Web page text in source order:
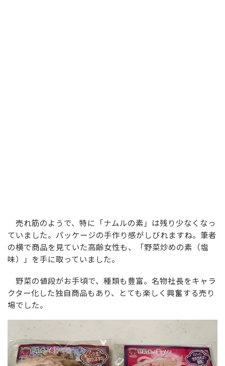
売れ筋のようで、特に「ナムルの素」は残り少なくなっ
ていました。パッケージの手作り感がしびれますね。筆者
の横で商品を見ていた高齢女性も、「野菜炒めの素（塩
味）」を手に取っていました。
野菜の値段がお手頃で、種類も豊富。名物社長をキャラ
クター化した独自商品もあり、とても楽しく興奮する売り
場でした。